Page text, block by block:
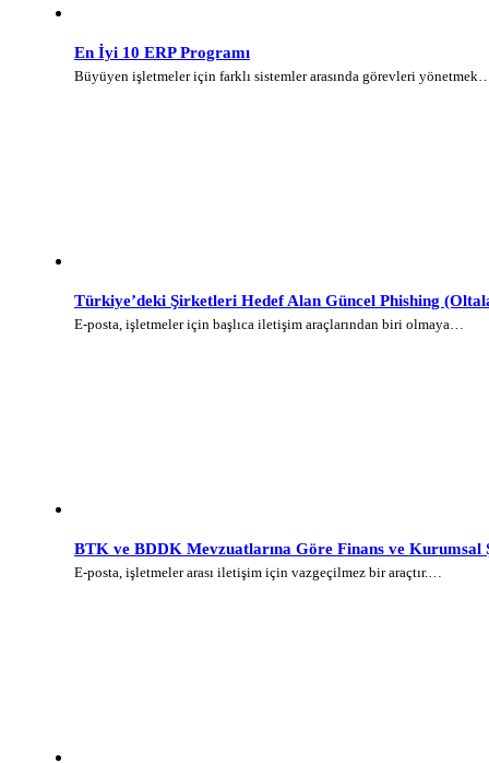
En İyi 10 ERP Programı
Büyüyen işletmeler için farklı sistemler arasında görevleri
Türkiye’deki Şirketleri Hedef Alan Güncel Phishing
E-posta, işletmeler için başlıca iletişim araçlarından biri olmaya…
BTK ve BDDK Mevzuatlarına Göre Finans ve
E-posta, işletmeler arası iletişim için vazgeçilmez bir araçtır.…